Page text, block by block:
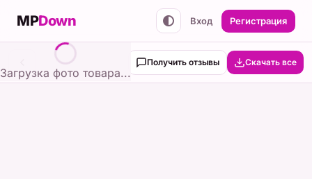
MPDown Вход Регистрация
Загрузка фото товара...
Получить отзывы Скачать все